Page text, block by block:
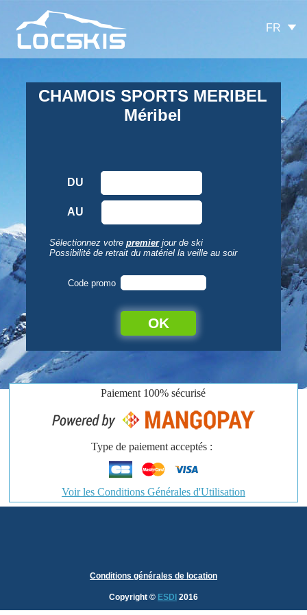
FR
CHAMOIS SPORTS MERIBEL
Méribel
DU
AU
Code promo
OK
Sélectionnez votre premierjour de ski
Possibilité de retrait du matériel la veille au soir
Paiement 100% sécurisé
Type de paiement acceptés :
Voir les Conditions Générales d'Utilisation
Conditions générales de location
Copyright © ESDI 2016